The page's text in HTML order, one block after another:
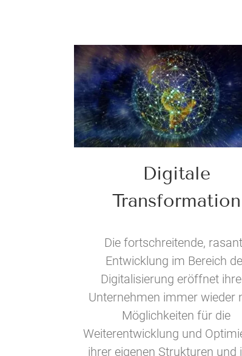
Digitale
Transformation
Die fortschreitende,
Entwicklung im Bereich
Digitalisierung eröffnet
Unternehmen immer wieder
Möglichkeiten für die
Weiterentwicklung und
ihrer eigenen Strukturen und